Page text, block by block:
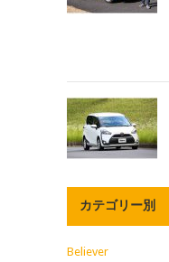
カテゴリー別
Believer